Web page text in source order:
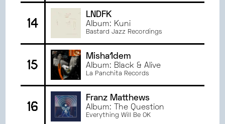
14
LNDFK
Album: Kuni
Bastard Jazz Recordings
15
Misha1dem
Album: Black & Alive
La Panchita Records
16
Franz Matthews
Album: The Question
Everything Will Be OK